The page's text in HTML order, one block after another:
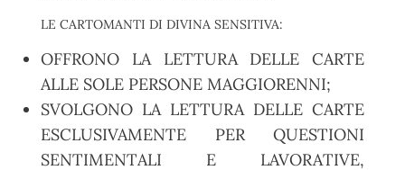
LE CARTOMANTI DI DIVINA SENSITIVA:
OFFRONO LA LETTURA DELLE CARTE
ALLE SOLE PERSONE MAGGIORENNI;
SVOLGONO LA LETTURA DELLE CARTE
ESCLUSIVAMENTE PER QUESTIONI
SENTIMENTALI E LAVORATIVE,